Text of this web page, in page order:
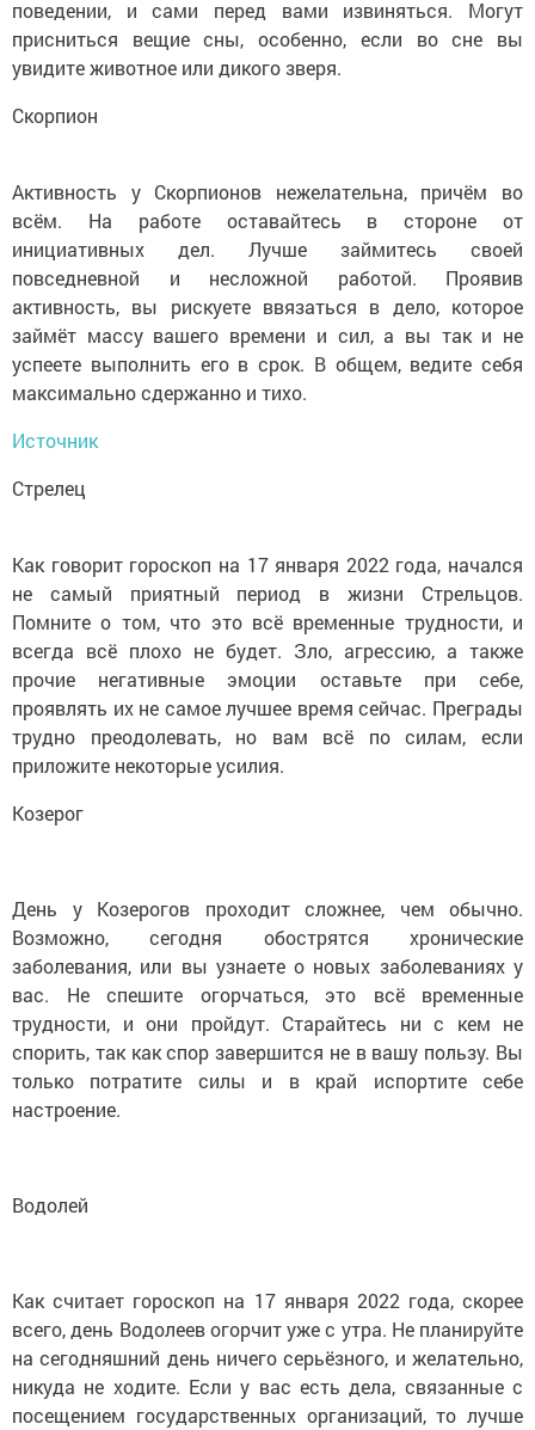
поведении, и сами перед вами извиняться. Могут
присниться вещие сны, особенно, если во сне вы
увидите животное или дикого зверя.
Скорпион
Активность у Скорпионов нежелательна, причём во
всём. На работе оставайтесь в стороне от
инициативных дел. Лучше займитесь своей
повседневной и несложной работой. Проявив
активность, вы рискуете ввязаться в дело, которое
займёт массу вашего времени и сил, а вы так и не
успеете выполнить его в срок. В общем, ведите себя
максимально сдержанно и тихо.
Источник
Стрелец
Как говорит гороскоп на 17 января 2022 года, начался
не самый приятный период в жизни Стрельцов.
Помните о том, что это всё временные трудности, и
всегда всё плохо не будет. Зло, агрессию, а также
прочие негативные эмоции оставьте при себе,
проявлять их не самое лучшее время сейчас. Преграды
трудно преодолевать, но вам всё по силам, если
приложите некоторые усилия.
Козерог
День у Козерогов проходит сложнее, чем обычно.
Возможно, сегодня обострятся хронические
заболевания, или вы узнаете о новых заболеваниях у
вас. Не спешите огорчаться, это всё временные
трудности, и они пройдут. Старайтесь ни с кем не
спорить, так как спор завершится не в вашу пользу. Вы
только потратите силы и в край испортите себе
настроение.
Водолей
Как считает гороскоп на 17 января 2022 года, скорее
всего, день Водолеев огорчит уже с утра. Не планируйте
на сегодняшний день ничего серьёзного, и желательно,
никуда не ходите. Если у вас есть дела, связанные с
посещением государственных организаций, то лучше